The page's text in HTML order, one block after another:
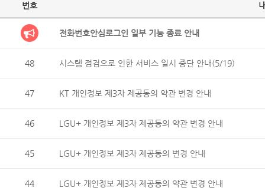
번호
전화번호안심로그인 일부 기능 종료 안내
48 시스템 점검으로 인한 서비스 일시 중단 안내(5/19)
47 KT 개인정보 제3자 제공동의 약관 변경 안내
46 LGU+ 개인정보 제3자 제공동의 약관 변경 안내
45 LGU+ 개인정보 제3자 제공동의 변경 안내
44 LGU+ 개인정보 제3자 제공동의 약관 변경 안내